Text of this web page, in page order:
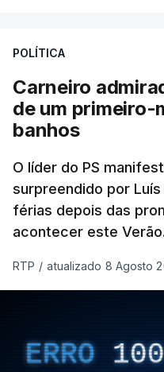
POLÍTICA
Carneiro
de um primeiro-
banhos
O líder do PS
surpreendido por
férias depois das
acontecer este
RTP / atualizado 8 Agosto
ERRO 100